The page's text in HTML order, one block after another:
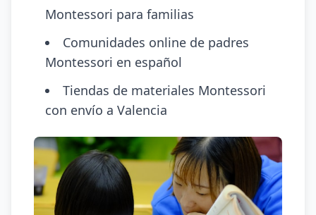
Montessori para familias
Comunidades online de padres
Montessori en español
Tiendas de materiales Montessori
con envío a Valencia